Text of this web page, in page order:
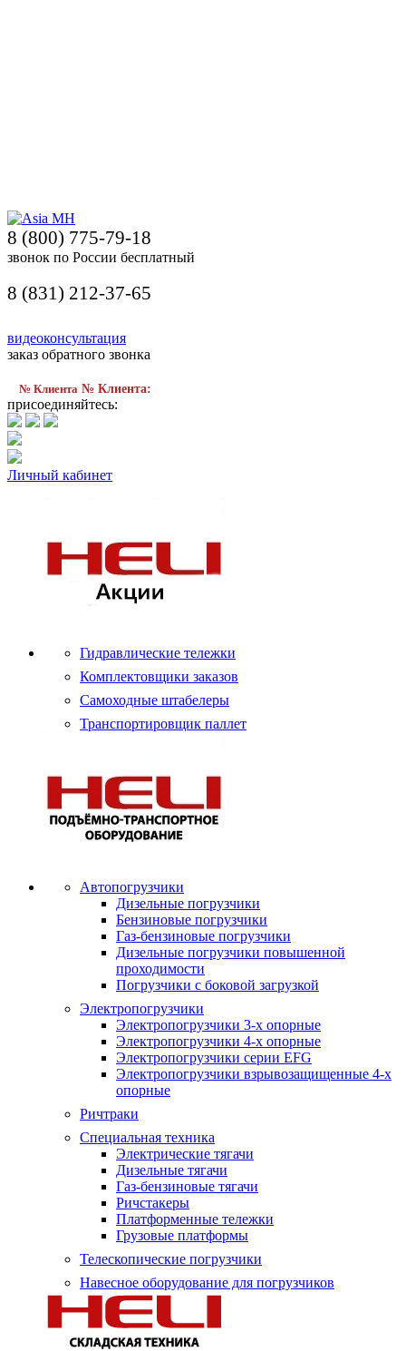
8 (800) 775-79-18
звонок по России бесплатный
8 (831) 212-37-65
видеоконсультация
заказ обратного звонка
№ Клиента № Клиента:
присоединяйтесь:
Личный кабинет
Гидравлические тележки
Комплектовщики заказов
Самоходные штабелеры
Транспортировщик паллет
Автопогрузчики
Дизельные погрузчики
Бензиновые погрузчики
Газ-бензиновые погрузчики
Дизельные погрузчики повышенной
проходимости
Погрузчики с боковой загрузкой
Электропогрузчики
Электропогрузчики 3-х опорные
Электропогрузчики 4-х опорные
Электропогрузчики серии EFG
Электропогрузчики взрывозащищенные 4-х
опорные
Ричтраки
Специальная техника
Электрические тягачи
Дизельные тягачи
Газ-бензиновые тягачи
Ричстакеры
Платформенные тележки
Грузовые платформы
Телескопические погрузчики
Навесное оборудование для погрузчиков